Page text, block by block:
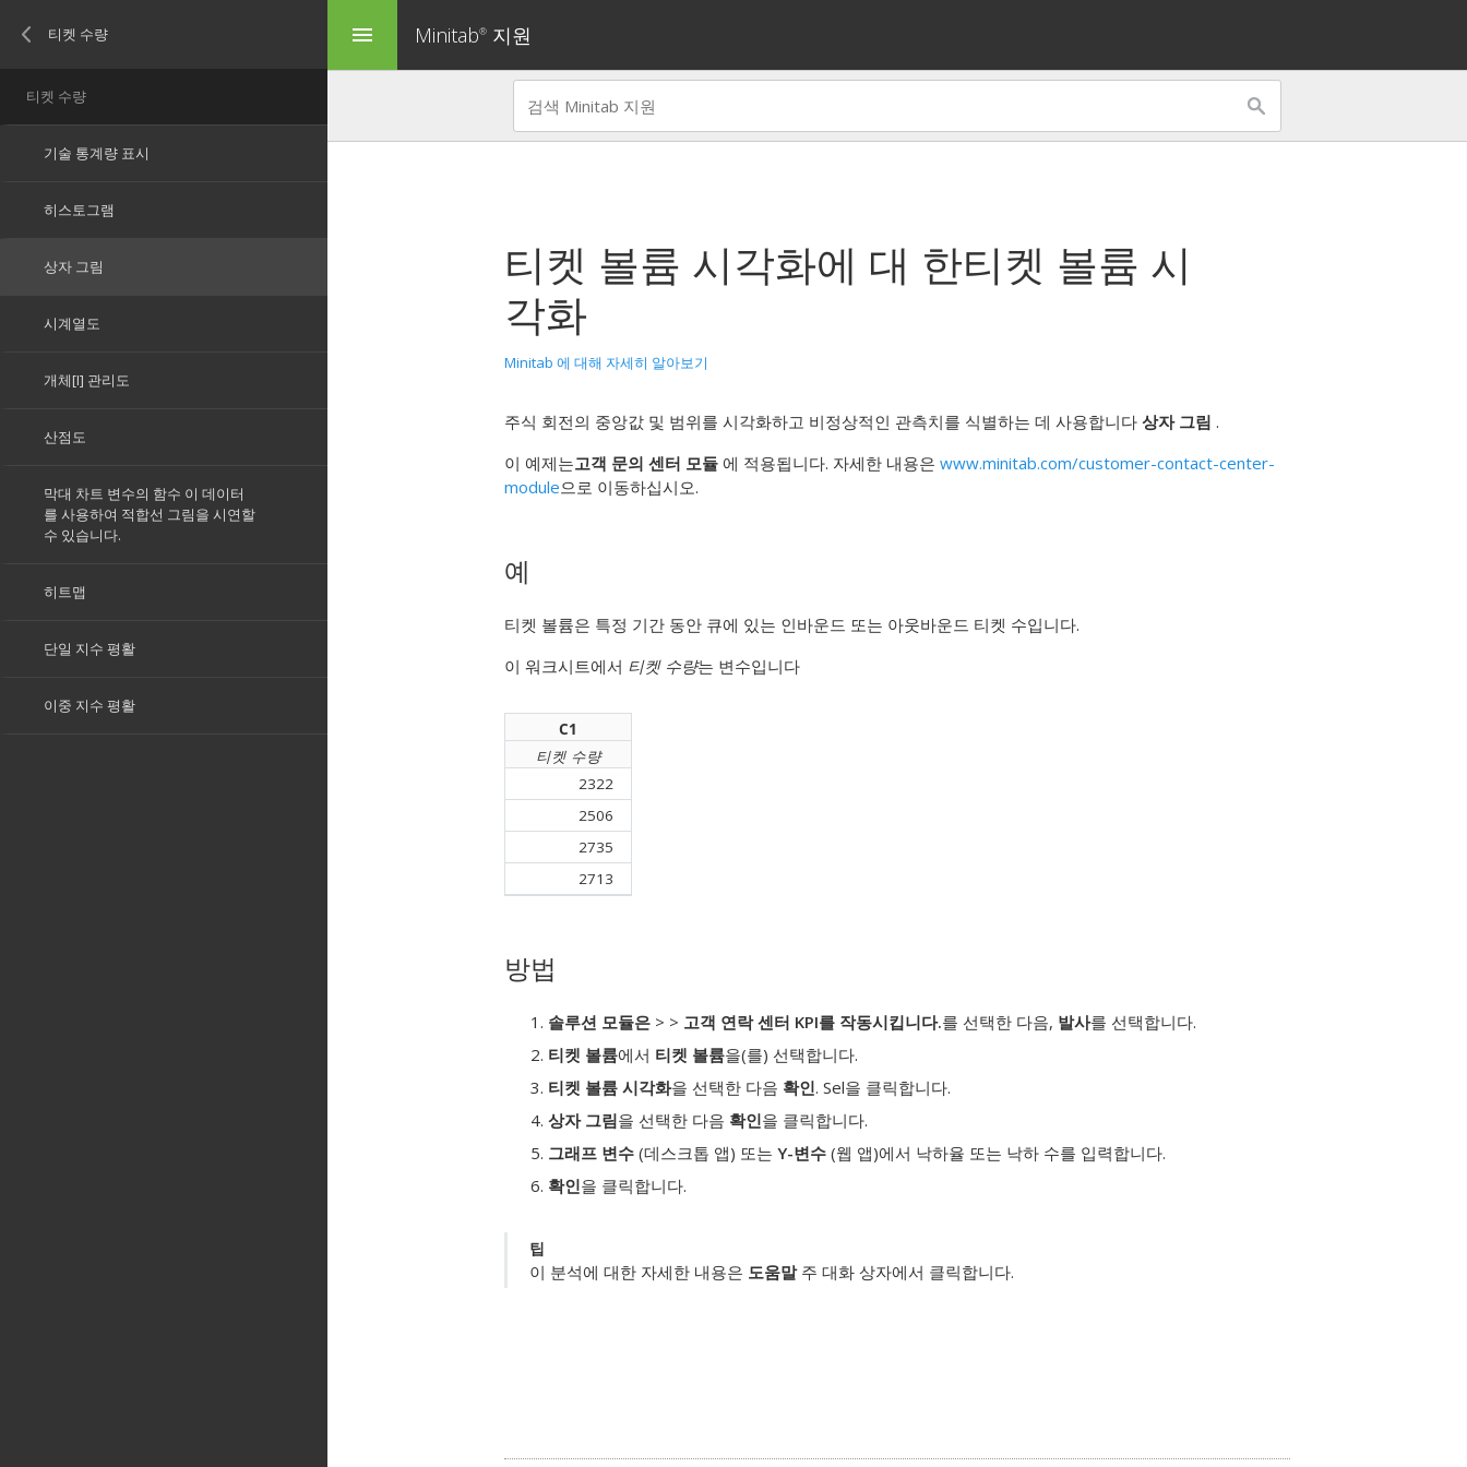
menu Minitab® 지원
티켓 볼륨 시각화에 대 한티켓 볼륨 시
각화
Minitab 에 대해 자세히 알아보기
주식 회전의 중앙값 및 범위를 시각화하고 비정상적인 관측치를 식별하는 데 사용합니다 상자 그림 .
이 예제는고객 문의 센터 모듈 에 적용됩니다. 자세한 내용은 www.minitab.com/customer-contact-center-
module으로 이동하십시오.
예
티켓 볼륨은 특정 기간 동안 큐에 있는 인바운드 또는 아웃바운드 티켓 수입니다.
이 워크시트에서 티켓 수량는 변수입니다
C1
티켓 수량
2322
2506
2735
2713
방법
솔루션 모듈은 > > 고객 연락 센터 KPI를 작동시킵니다.를 선택한 다음, 발사를 선택합니다.
티켓 볼륨에서 티켓 볼륨을(를) 선택합니다.
티켓 볼륨 시각화을 선택한 다음 확인. Sel을 클릭합니다.
상자 그림을 선택한 다음 확인을 클릭합니다.
그래프 변수 (데스크톱 앱) 또는 Y-변수 (웹 앱)에서 낙하율 또는 낙하 수를 입력합니다.
확인을 클릭합니다.
팁
이 분석에 대한 자세한 내용은 도움말주 대화 상자에서 클릭합니다.